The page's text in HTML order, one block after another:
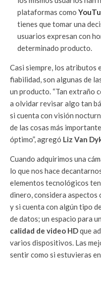
plataformas como
tienes que tomar una
usuarios expresan con
determinado producto.
Casi siempre, los atributos
fiabilidad, son algunas de
un producto. “Tan extraño
a olvidar revisar algo tan
si cuenta con visión
de las cosas más
óptimo”, agregó Liz Van
Cuando adquirimos una
lo que nos hace
elementos tecnológicos
dinero, considera aspectos
y si cuenta con algún tipo
de datos; un espacio para
calidad de video HDque
varios dispositivos. Las
sentir como si estuvieras